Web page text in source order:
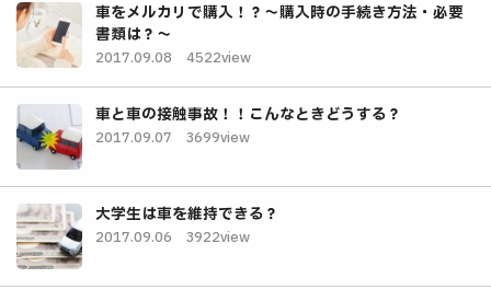
車をメルカリで購入！？～購入時の手続き方法・必要
書類は？～
2017.09.08 4522view
車と車の接触事故！！こんなときどうする？
2017.09.07 3699view
大学生は車を維持できる？
2017.09.06 3922view